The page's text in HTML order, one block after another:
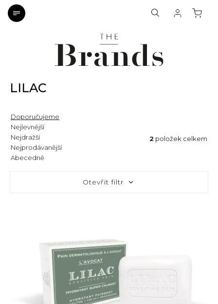
LILAC
Doporučujeme
Nejlevnější
Nejdražší
Nejprodávanější
Abecedně
2 položek celkem
Otevřít filtr